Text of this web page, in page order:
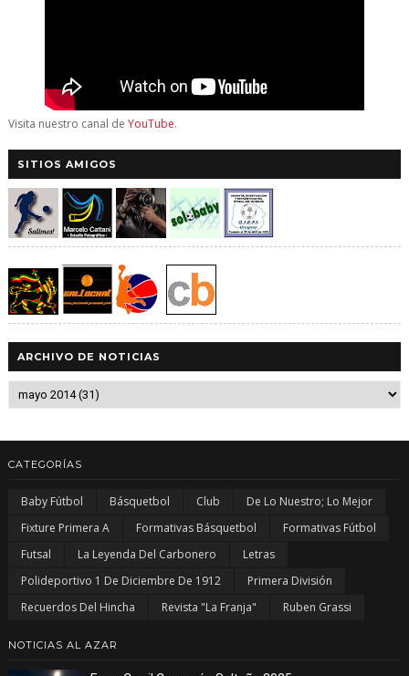
Visita nuestro canal de YouTube.
SITIOS AMIGOS
ARCHIVO DE NOTICIAS
CATEGORÍAS
Baby Fútbol Básquetbol Club
De Lo Nuestro; Lo Mejor
Fixture Primera A
Formativas Básquetbol
Formativas Fútbol
Futsal
La Leyenda Del Carbonero
Letras
Polideportivo 1 De Diciembre De 1912
Primera División
Recuerdos Del Hincha
Revista "La Franja" Ruben Grassi
NOTICIAS AL AZAR